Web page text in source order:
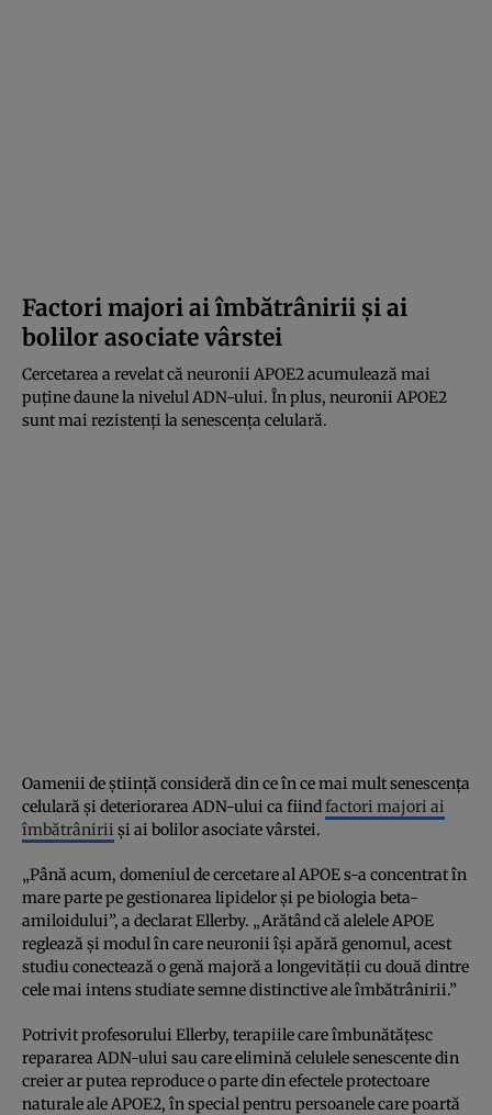
Factori majori ai îmbătrânirii și ai
bolilor asociate vârstei
Cercetarea a revelat că neuronii APOE2 acumulează mai
puține daune la nivelul ADN-ului. În plus, neuronii APOE2
sunt mai rezistenți la senescența celulară.
Oamenii de știință consideră din ce în ce mai mult senescența
celulară și deteriorarea ADN-ului ca fiindfactori majori ai
îmbătrânirii și ai bolilor asociate vârstei.
„Până acum, domeniul de cercetare al APOE s-a concentrat în
mare parte pe gestionarea lipidelor și pe biologia beta-
amiloidului”, a declarat Ellerby. „Arătând că alelele APOE
reglează și modul în care neuronii își apără genomul, acest
studiu conectează o genă majoră a longevității cu două dintre
cele mai intens studiate semne distinctive ale îmbătrânirii.”
Potrivit profesorului Ellerby, terapiile care îmbunătățesc
repararea ADN-ului sau care elimină celulele senescente din
creier ar putea reproduce o parte din efectele protectoare
naturale ale APOE2, în special pentru persoanele care poartă